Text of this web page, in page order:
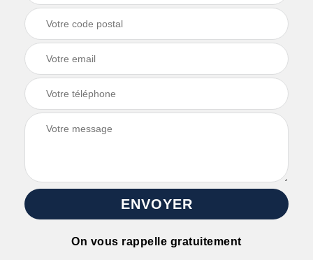
On vous rappelle gratuitement